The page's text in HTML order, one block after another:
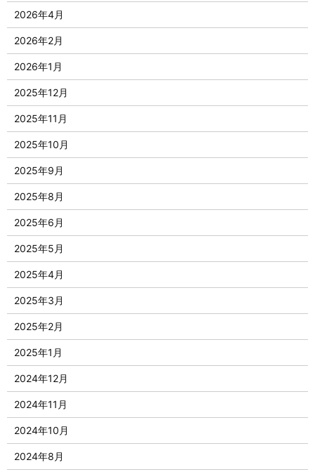
2026年4月
2026年2月
2026年1月
2025年12月
2025年11月
2025年10月
2025年9月
2025年8月
2025年6月
2025年5月
2025年4月
2025年3月
2025年2月
2025年1月
2024年12月
2024年11月
2024年10月
2024年8月